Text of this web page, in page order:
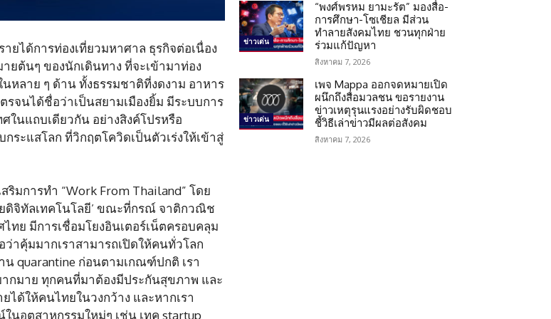
ยได้การท่องเที่ยวมหาศาล ธุรกิจต่อเนื่อง
ยต้นๆ ของนักเดินทาง ที่จะเข้ามาท่อง
หลาย ๆ ด้าน ทั้งธรรมชาติที่งดงาม อาหาร
จนได้ชื่อว่าเป็นสยามเมืองยิ้ม มีระบบการ
ในแถบเดียวกัน อย่างสิงค์โปรหรือ
ระแสโลก ที่วิกฤตโควิดเป็นตัวเร่งให้เข้าสู่
ริมการทำ “Work From Thailand” โดย
ดิจิทัลเทคโนโลยี’ ขณะที่กรณ์ จาติกวณิช
ทย มีการเชื่อมโยงอินเตอร์เน็ตครอบคลุม
ว่าคุ้มมากเราสามารถเปิดให้คนทั่วโลก
น quarantine ก่อนตามเกณฑ์ปกติ เรา
ากมาย ทุกคนที่มาต้องมีประกันสุขภาพ และ
ได้ให้คนไทยในวงกว้าง และหากเรา
นอุตสาหกรรมใหม่ๆ เช่น เทค startup
ข่าวเด่น
“พงศ์พรหม ยามะรัต” มองสื่อ-
การศึกษา-โซเชียล มีส่วน
ทำลายสังคมไทย ชวนทุกฝ่าย
ร่วมแก้ปัญหา
สิงหาคม 7, 2026
ข่าวเด่น
เพจ Mappa ออกจดหมายเปิด
ผนึกถึงสื่อมวลชน ขอรายงาน
ข่าวเหตุรุนแรงอย่างรับผิดชอบ
ชี้วิธีเล่าข่าวมีผลต่อสังคม
สิงหาคม 7, 2026